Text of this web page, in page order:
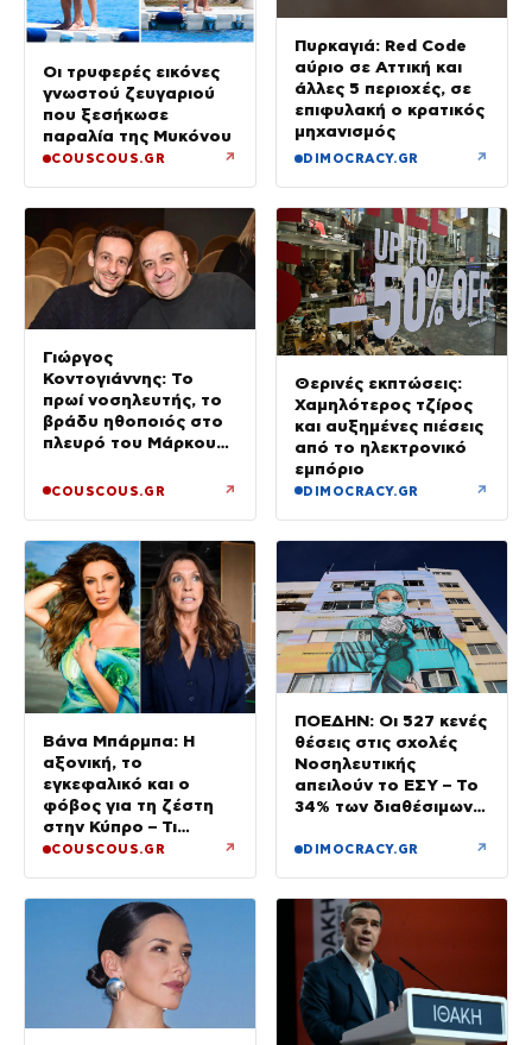
Οι τρυφερές εικόνες
γνωστού ζευγαριού
που ξεσήκωσε
παραλία της Μυκόνου
COUSCOUS.GR ↗
Πυρκαγιά: Red Code
αύριο σε Αττική και
άλλες 5 περιοχές, σε
επιφυλακή ο κρατικός
μηχανισμός
DIMOCRACY.GR ↗
Γιώργος
Κοντογιάννης: Το
πρωί νοσηλευτής, το
βράδυ ηθοποιός στο
πλευρό του Μάρκου
COUSCOUS.GR ↗
Θερινές εκπτώσεις:
Χαμηλότερος τζίρος
και αυξημένες πιέσεις
από το ηλεκτρονικό
εμπόριο
DIMOCRACY.GR ↗
Βάνα Μπάρμπα: Η
αξονική, το
εγκεφαλικό και ο
φόβος για τη ζέστη
στην Κύπρο – Τι
τρέμουν οι γιατροί για
COUSCOUS.GR ↗
ΠΟΕΔΗΝ: Οι 527 κενές
θέσεις στις σχολές
Νοσηλευτικής
απειλούν το ΕΣΥ – Το
34% των διαθέσιμων
DIMOCRACY.GR ↗